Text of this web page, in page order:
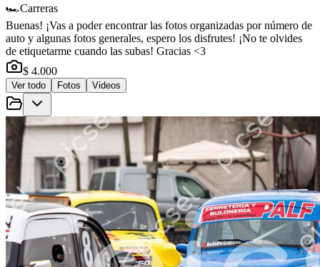
🏎️Carreras
Buenas! ¡Vas a poder encontrar las fotos organizadas por número de
auto y algunas fotos generales, espero los disfrutes! ¡No te olvides
de etiquetarme cuando las subas! Gracias <3
$ 4.000
Ver todo Fotos Videos